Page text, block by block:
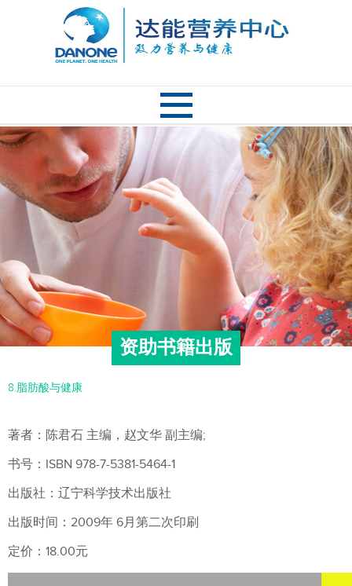
资助书籍出版
8.脂肪酸与健康
著者：陈君石 主编，赵文华 副主编;
书号：ISBN 978-7-5381-5464-1
出版社：辽宁科学技术出版社
出版时间：2009年 6月第二次印刷
定价：18.00元